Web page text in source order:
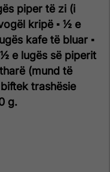
piper të zi (i
kripë ▪ ½ e
kafe të bluar ▪
½ e lugës së piperit
(mund të
biftek trashësie
g.